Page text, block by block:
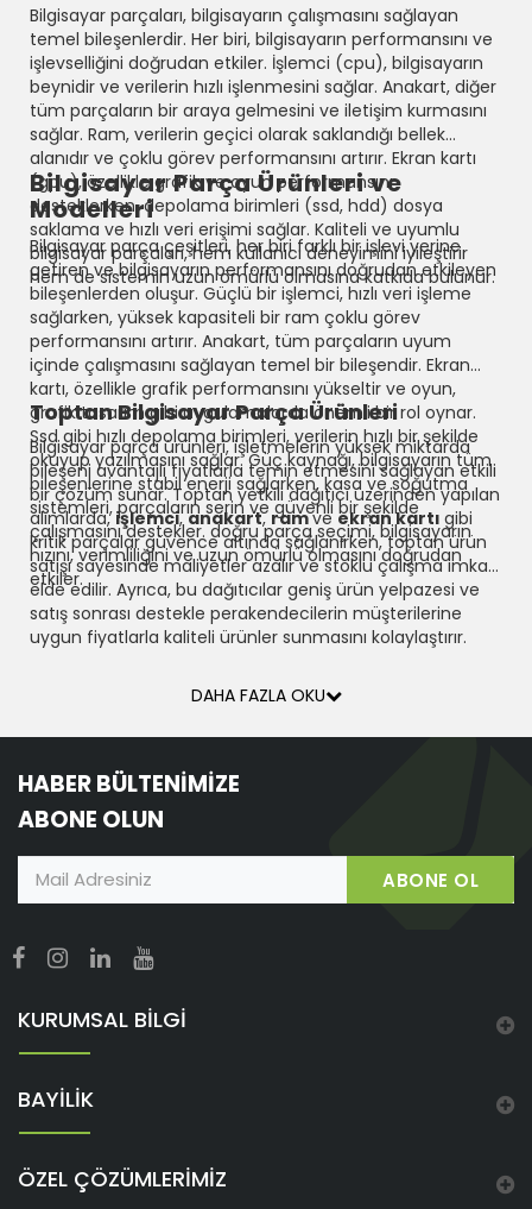
Bilgisayar parçaları, bilgisayarın çalışmasını sağlayan
temel bileşenlerdir. Her biri, bilgisayarın performansını ve
işlevselliğini doğrudan etkiler. İşlemci (cpu), bilgisayarın
beynidir ve verilerin hızlı işlenmesini sağlar. Anakart, diğer
tüm parçaların bir araya gelmesini ve iletişim kurmasını
sağlar. Ram, verilerin geçici olarak saklandığı bellek
alanıdır ve çoklu görev performansını artırır. Ekran kartı
(gpu), özellikle grafik ve oyun performansını
desteklerken, depolama birimleri (ssd, hdd) dosya
saklama ve hızlı veri erişimi sağlar. Kaliteli ve uyumlu
bilgisayar parçaları, hem kullanıcı deneyimini iyileştirir
hem de sistemin uzun ömürlü olmasına katkıda bulunur.
Bilgisayar Parça Ürünleri ve
Modelleri
Bilgisayar parça çeşitleri, her biri farklı bir işlevi yerine
getiren ve bilgisayarın performansını doğrudan etkileyen
bileşenlerden oluşur. Güçlü bir işlemci, hızlı veri işleme
sağlarken, yüksek kapasiteli bir ram çoklu görev
performansını artırır. Anakart, tüm parçaların uyum
içinde çalışmasını sağlayan temel bir bileşendir. Ekran
kartı, özellikle grafik performansını yükseltir ve oyun,
grafik tasarım gibi uygulamalarda önemli bir rol oynar.
Ssd gibi hızlı depolama birimleri, verilerin hızlı bir şekilde
okuyup yazılmasını sağlar. Güç kaynağı, bilgisayarın tüm
bileşenlerine stabil enerji sağlarken, kasa ve soğutma
sistemleri, parçaların serin ve güvenli bir şekilde
çalışmasını destekler. doğru parça seçimi, bilgisayarın
hızını, verimliliğini ve uzun ömürlü olmasını doğrudan
etkiler.
Toptan Bilgisayar Parça Ürünleri
Bilgisayar parça ürünleri, işletmelerin yüksek miktarda
bileşeni avantajlı fiyatlarla temin etmesini sağlayan etkili
bir çözüm sunar. Toptan yetkili dağıtıcı üzerinden yapılan
alımlarda,işlemci,anakart,ramve ekran kartı gibi
kritik parçalar güvence altında sağlanırken, toptan ürün
satışı sayesinde maliyetler azalır ve stoklu çalışma imkanı
elde edilir. Ayrıca, bu dağıtıcılar geniş ürün yelpazesi ve
satış sonrası destekle perakendecilerin müşterilerine
uygun fiyatlarla kaliteli ürünler sunmasını kolaylaştırır.
DAHA FAZLA OKU
HABER BÜLTENİMİZE
ABONE OLUN
ABONE OL
KURUMSAL BİLGİ
BAYİLİK
ÖZEL ÇÖZÜMLERİMİZ